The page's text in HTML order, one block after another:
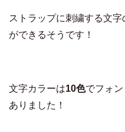
ストラップに刺繍する文
ができるそうです！
文字カラーは10色でフォ
ありました！